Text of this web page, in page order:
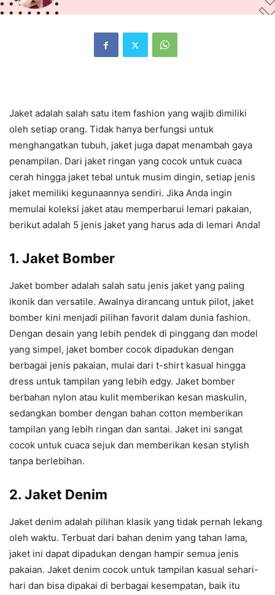
Jaket adalah salah satu item fashion yang wajib dimiliki
oleh setiap orang. Tidak hanya berfungsi untuk
menghangatkan tubuh, jaket juga dapat menambah gaya
penampilan. Dari jaket ringan yang cocok untuk cuaca
cerah hingga jaket tebal untuk musim dingin, setiap jenis
jaket memiliki kegunaannya sendiri. Jika Anda ingin
memulai koleksi jaket atau memperbarui lemari pakaian,
berikut adalah 5 jenis jaket yang harus ada di lemari Anda!
1. Jaket Bomber
Jaket bomber adalah salah satu jenis jaket yang paling
ikonik dan versatile. Awalnya dirancang untuk pilot, jaket
bomber kini menjadi pilihan favorit dalam dunia fashion.
Dengan desain yang lebih pendek di pinggang dan model
yang simpel, jaket bomber cocok dipadukan dengan
berbagai jenis pakaian, mulai dari t-shirt kasual hingga
dress untuk tampilan yang lebih edgy. Jaket bomber
berbahan nylon atau kulit memberikan kesan maskulin,
sedangkan bomber dengan bahan cotton memberikan
tampilan yang lebih ringan dan santai. Jaket ini sangat
cocok untuk cuaca sejuk dan memberikan kesan stylish
tanpa berlebihan.
2. Jaket Denim
Jaket denim adalah pilihan klasik yang tidak pernah lekang
oleh waktu. Terbuat dari bahan denim yang tahan lama,
jaket ini dapat dipadukan dengan hampir semua jenis
pakaian. Jaket denim cocok untuk tampilan kasual sehari-
hari dan bisa dipakai di berbagai kesempatan, baik itu